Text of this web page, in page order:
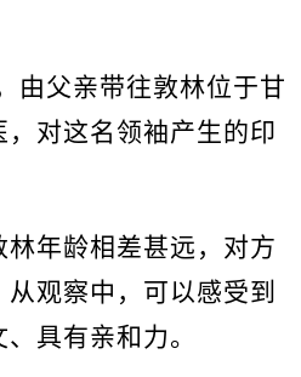
由父亲带往敦林位于甘
对这名领袖产生的印
年龄相差甚远，对方
观察中，可以感受到
具有亲和力。